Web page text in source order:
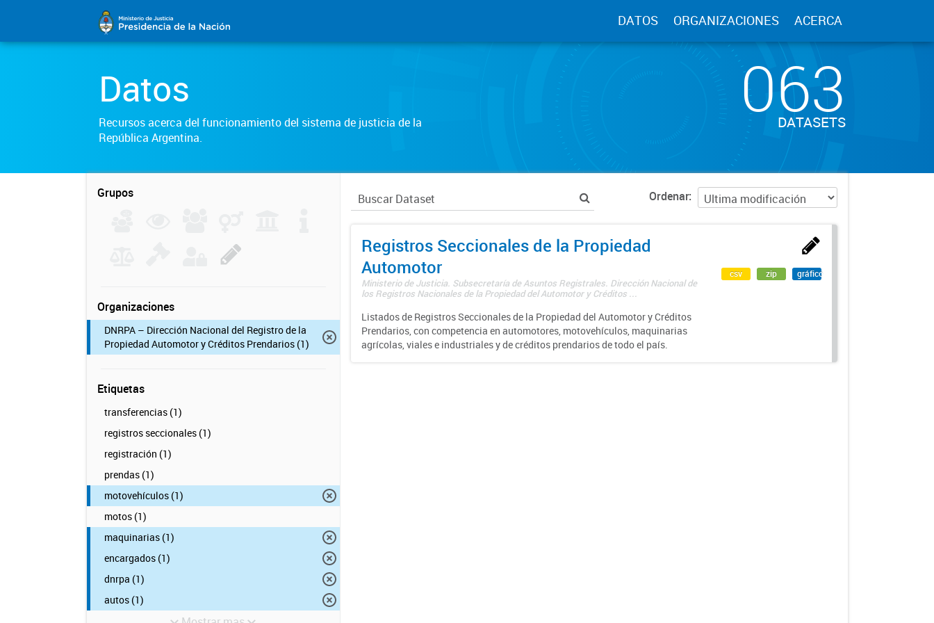
DATOS ORGANIZACIONES ACERCA
Datos
Recursos acerca del funcionamiento del sistema de justicia de la
República Argentina.
063
DATASETS
Grupos
Organizaciones
DNRPA – Dirección Nacional del Registro de la
Propiedad Automotor y Créditos Prendarios (1)
Etiquetas
transferencias (1)
registros seccionales (1)
registración (1)
prendas (1)
motovehículos (1)
motos (1)
maquinarias (1)
encargados (1)
dnrpa (1)
autos (1)
Ordenar
Registros Seccionales de la Propiedad
Automotor
Ministerio de Justicia. Subsecretaría de Asuntos Registrales. Dirección Nacional de
los Registros Nacionales de la Propiedad del Automotor y Créditos ...
Listados de Registros Seccionales de la Propiedad del Automotor y Créditos
Prendarios, con competencia en automotores, motovehículos, maquinarias
agrícolas, viales e industriales y de créditos prendarios de todo el país.
csv zip gráfico